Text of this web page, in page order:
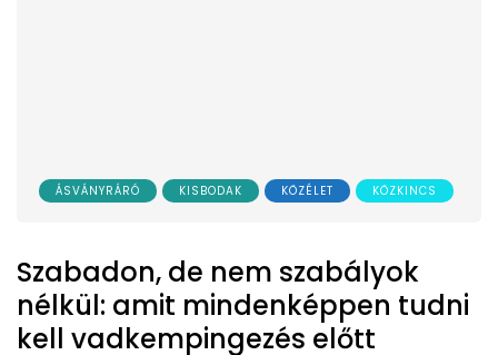
ÁSVÁNYRÁRÓ KISBODAK KÖZÉLET KÖZKINCS
Szabadon, de nem szabályok
nélkül: amit mindenképpen tudni
kell vadkempingezés előtt